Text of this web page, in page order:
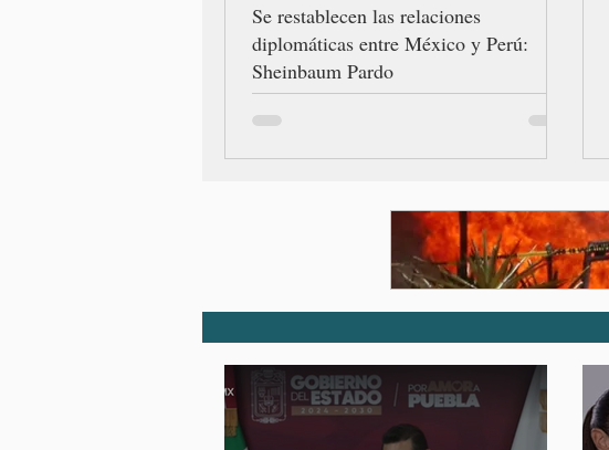
Se restablecen las relaciones
diplomáticas entre México y Perú:
Sheinbaum Pardo